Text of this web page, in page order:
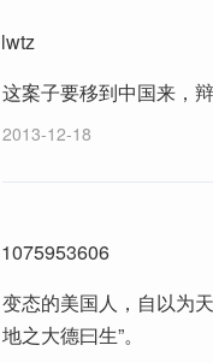
lwtz
这案子要移到中国来，
2013-12-18
1075953606
变态的美国人，自以为
地之大德曰生”。